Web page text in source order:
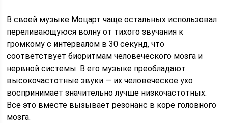
В своей музыке Моцарт чаще остальных использовал
переливающуюся волну от тихого звучания к
громкому с интервалом в 30 секунд, что
соответствует биоритмам человеческого мозга и
нервной системы. В его музыке преобладают
высокочастотные звуки — их человеческое ухо
воспринимает значительно лучше низкочастотных.
Все это вместе вызывает резонанс в коре головного
мозга.